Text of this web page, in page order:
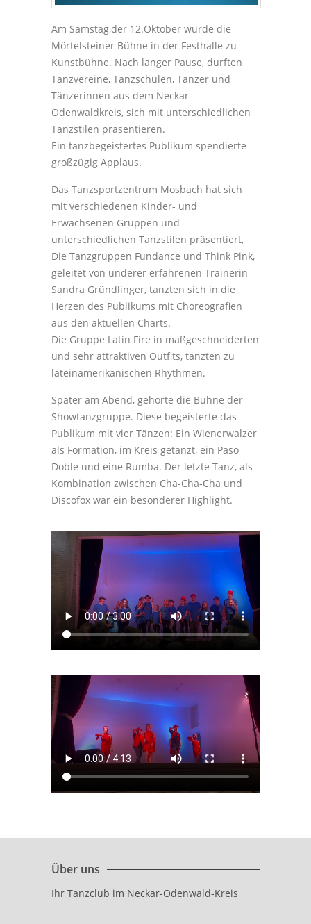
Am Samstag,der 12.Oktober wurde die
Mörtelsteiner Bühne in der Festhalle zu
Kunstbühne. Nach langer Pause, durften
Tanzvereine, Tanzschulen, Tänzer und
Tänzerinnen aus dem Neckar-
Odenwaldkreis, sich mit unterschiedlichen
Tanzstilen präsentieren.
Ein tanzbegeistertes Publikum spendierte
großzügig Applaus.
Das Tanzsportzentrum Mosbach hat sich
mit verschiedenen Kinder- und
Erwachsenen Gruppen und
unterschiedlichen Tanzstilen präsentiert,
Die Tanzgruppen Fundance und Think Pink,
geleitet von underer erfahrenen Trainerin
Sandra Gründlinger, tanzten sich in die
Herzen des Publikums mit Choreografien
aus den aktuellen Charts.
Die Gruppe Latin Fire in maßgeschneiderten
und sehr attraktiven Outfits, tanzten zu
lateinamerikanischen Rhythmen.
Später am Abend, gehörte die Bühne der
Showtanzgruppe. Diese begeisterte das
Publikum mit vier Tänzen: Ein Wienerwalzer
als Formation, im Kreis getanzt, ein Paso
Doble und eine Rumba. Der letzte Tanz, als
Kombination zwischen Cha-Cha-Cha und
Discofox war ein besonderer Highlight.
Über uns
Ihr Tanzclub im Neckar-Odenwald-Kreis